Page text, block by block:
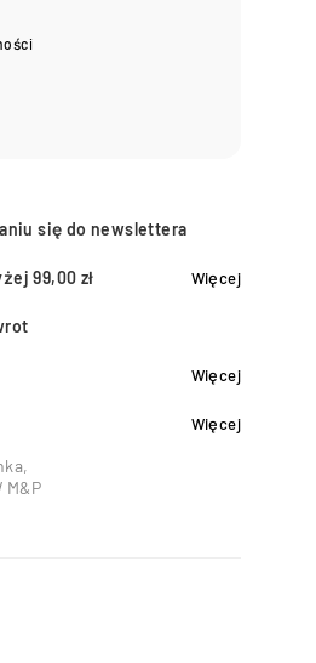
się do newslettera
99,00 zł Więcej
Więcej
Więcej
,
M&P